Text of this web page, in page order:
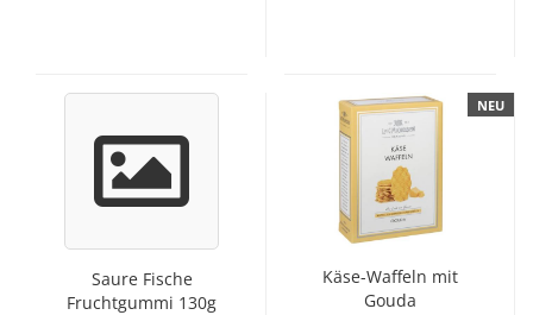
Saure Fische
Fruchtgummi 130g
NEU
Käse-Waffeln mit
Gouda